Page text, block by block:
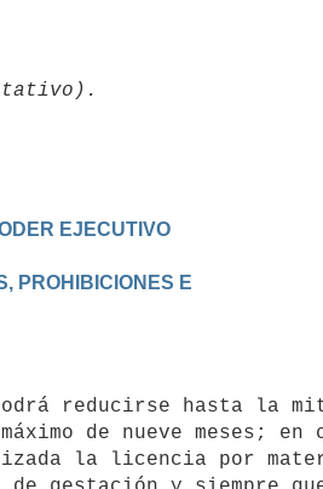
EJECUTIVO
PROHIBICIONES E
de nueve meses;
la licencia por